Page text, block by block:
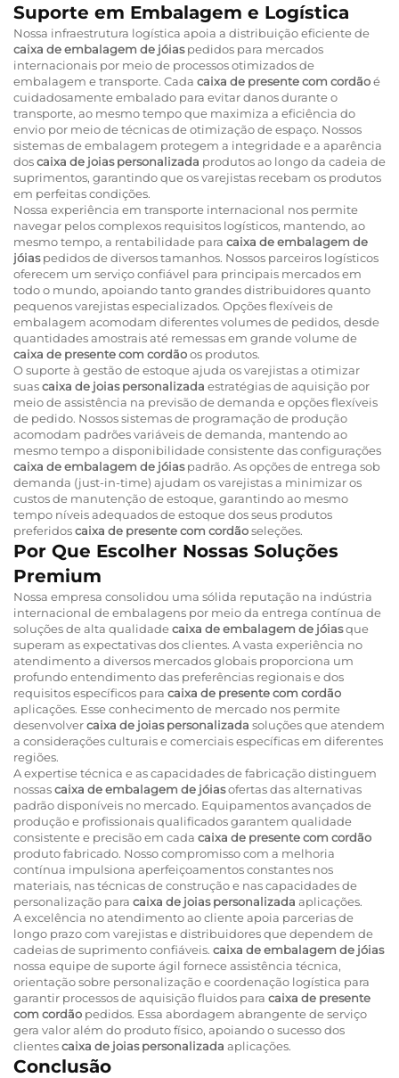
Suporte em Embalagem e Logística
Nossa infraestrutura logística apoia a distribuição eficiente de
caixa de embalagem de jóiaspedidos para mercados
internacionais por meio de processos otimizados de
embalagem e transporte. Cada caixa de presente com cordãoé
cuidadosamente embalado para evitar danos durante o
transporte, ao mesmo tempo que maximiza a eficiência do
envio por meio de técnicas de otimização de espaço. Nossos
sistemas de embalagem protegem a integridade e a aparência
doscaixa de joias personalizada produtos ao longo da cadeia de
suprimentos, garantindo que os varejistas recebam os produtos
em perfeitas condições.
Nossa experiência em transporte internacional nos permite
navegar pelos complexos requisitos logísticos, mantendo, ao
mesmo tempo, a rentabilidade para caixa de embalagem de
jóiaspedidos de diversos tamanhos. Nossos parceiros logísticos
oferecem um serviço confiável para principais mercados em
todo o mundo, apoiando tanto grandes distribuidores quanto
pequenos varejistas especializados. Opções flexíveis de
embalagem acomodam diferentes volumes de pedidos, desde
quantidades amostrais até remessas em grande volume de
caixa de presente com cordãoos produtos.
O suporte à gestão de estoque ajuda os varejistas a otimizar
suascaixa de joias personalizada estratégias de aquisição por
meio de assistência na previsão de demanda e opções flexíveis
de pedido. Nossos sistemas de programação de produção
acomodam padrões variáveis de demanda, mantendo ao
mesmo tempo a disponibilidade consistente das configurações
caixa de embalagem de jóiaspadrão. As opções de entrega sob
demanda (just-in-time) ajudam os varejistas a minimizar os
custos de manutenção de estoque, garantindo ao mesmo
tempo níveis adequados de estoque dos seus produtos
preferidoscaixa de presente com cordãoseleções.
Por Que Escolher Nossas Soluções
Premium
Nossa empresa consolidou uma sólida reputação na indústria
internacional de embalagens por meio da entrega contínua de
soluções de alta qualidadecaixa de embalagem de jóiasque
superam as expectativas dos clientes. A vasta experiência no
atendimento a diversos mercados globais proporciona um
profundo entendimento das preferências regionais e dos
requisitos específicos para caixa de presente com cordão
aplicações. Esse conhecimento de mercado nos permite
desenvolvercaixa de joias personalizada soluções que atendem
a considerações culturais e comerciais específicas em diferentes
regiões.
A expertise técnica e as capacidades de fabricação distinguem
nossascaixa de embalagem de jóiasofertas das alternativas
padrão disponíveis no mercado. Equipamentos avançados de
produção e profissionais qualificados garantem qualidade
consistente e precisão em cada caixa de presente com cordão
produto fabricado. Nosso compromisso com a melhoria
contínua impulsiona aperfeiçoamentos constantes nos
materiais, nas técnicas de construção e nas capacidades de
personalização para caixa de joias personalizada aplicações.
A excelência no atendimento ao cliente apoia parcerias de
longo prazo com varejistas e distribuidores que dependem de
cadeias de suprimento confiáveis. caixa de embalagem de jóias
nossa equipe de suporte ágil fornece assistência técnica,
orientação sobre personalização e coordenação logística para
garantir processos de aquisição fluidos para caixa de presente
com cordão pedidos. Essa abordagem abrangente de serviço
gera valor além do produto físico, apoiando o sucesso dos
clientescaixa de joias personalizada aplicações.
Conclusão